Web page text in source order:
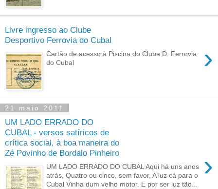
Livre ingresso ao Clube
Desportivo Ferrovia do Cubal
›
Cartão de acesso à Piscina do Clube D. Ferrovia
do Cubal
21 maio 2011
UM LADO ERRADO DO
CUBAL - versos satíricos de
crítica social, à boa maneira do
Zé Povinho de Bordalo Pinheiro
›
UM LADO ERRADO DO CUBAL Aqui há uns anos
atrás, Quatro ou cinco, sem favor, A luz cá para o
Cubal Vinha dum velho motor. E por ser luz tão...